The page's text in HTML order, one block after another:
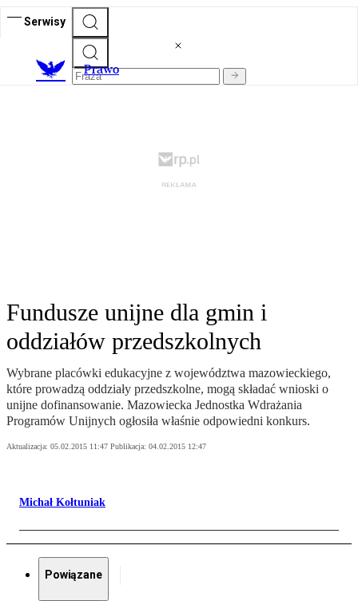
Serwisy
Prawo
Fundusze unijne dla gmin i
oddziałów przedszkolnych
Wybrane placówki edukacyjne z województwa mazowieckiego,
które prowadzą oddziały przedszkolne, mogą składać wnioski o
unijne dofinansowanie. Mazowiecka Jednostka Wdrażania
Programów Unijnych ogłosiła właśnie odpowiedni konkurs.
Aktualizacja: 05.02.2015 11:47 Publikacja: 04.02.2015 12:47
Michał Kołtuniak
Powiązane